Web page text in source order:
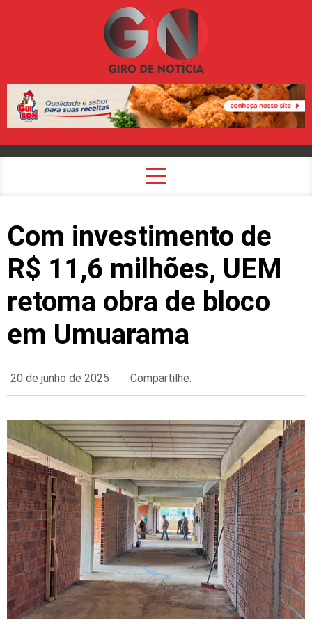
Com investimento de
R$ 11,6 milhões, UEM
retoma obra de bloco
em Umuarama
20 de junho de 2025 Compartilhe: